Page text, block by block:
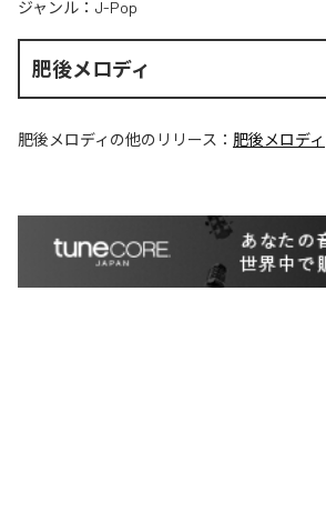
ジャンル： J-Pop
肥後メロディ
肥後メロディ の他のリリース： 肥後メロディ